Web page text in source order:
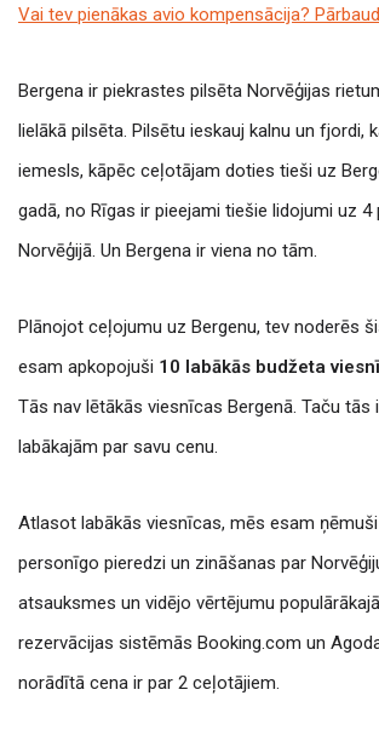
Vai tev pienākas avio kompensācija?
Bergena ir piekrastes pilsēta Norvēģijas
lielākā pilsēta. Pilsētu ieskauj kalnu un fjordi,
iemesls, kāpēc ceļotājam doties tieši uz
gadā, no Rīgas ir pieejami tiešie lidojumi uz 4
Norvēģijā. Un Bergena ir viena no tām.
Plānojot ceļojumu uz Bergenu, tev noderēs
esam apkopojuši 10 labākās budžeta
Tās nav lētākās viesnīcas Bergenā. Taču tās
labākajām par savu cenu.
Atlasot labākās viesnīcas, mēs esam
personīgo pieredzi un zināšanas par
atsauksmes un vidējo vērtējumu
rezervācijas sistēmās Booking.com un
norādītā cena ir par 2 ceļotājiem.